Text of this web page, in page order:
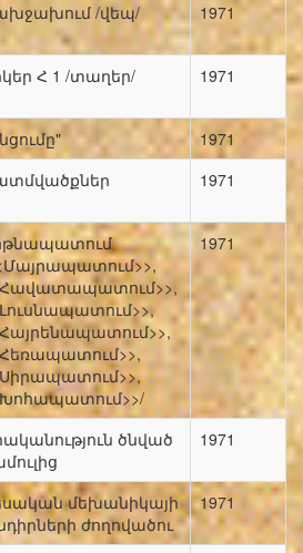
/վեպ/ 1971
Հ 1 /տաղեր/ 1971
1971
1971
1971
ծնված
1971
մեխանիկայի
ժողովածու
1971